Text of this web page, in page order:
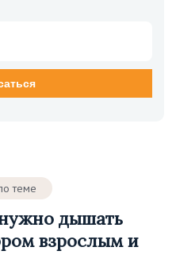
теме
дышать
взрослым и